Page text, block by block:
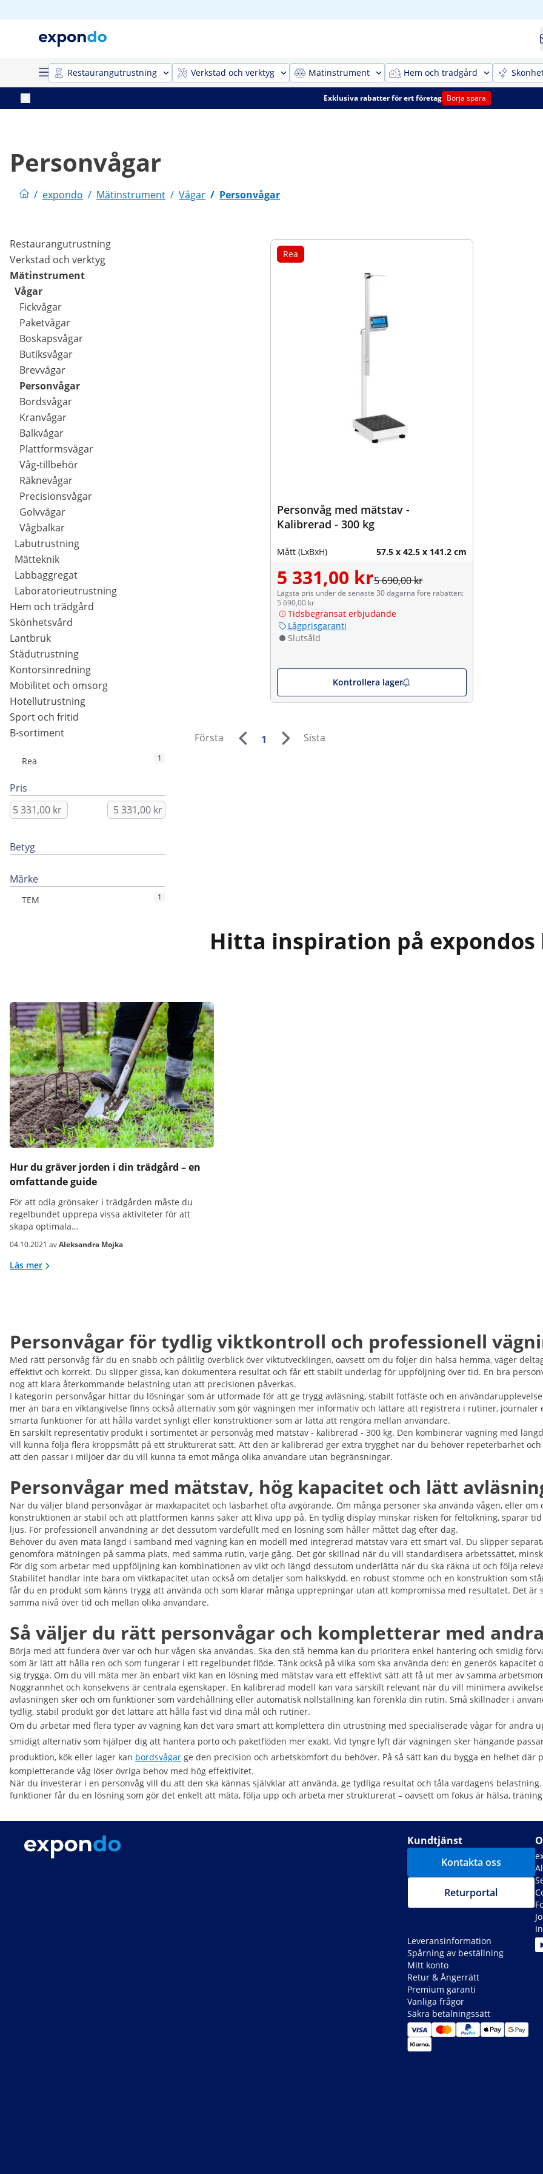
Restaurangutrustning Verkstad och verktyg Mätinstrument Hem och trädgård
Exklusiva rabatter för ert företag Börja spara
Personvågar
/ expondo / Mätinstrument / Vågar / Personvågar
Restaurangutrustning
Verkstad och verktyg
Mätinstrument
Vågar
Fickvågar
Paketvågar
Boskapsvågar
Butiksvågar
Brevvågar
Personvågar
Bordsvågar
Kranvågar
Balkvågar
Plattformsvågar
Våg-tillbehör
Räknevågar
Precisionsvågar
Golvvågar
Vågbalkar
Labutrustning
Mätteknik
Labbaggregat
Laboratorieutrustning
Hem och trädgård
Skönhetsvård
Lantbruk
Städutrustning
Kontorsinredning
Mobilitet och omsorg
Hotellutrustning
Sport och fritid
B-sortiment
Rea 1
Pris
Betyg
Märke
TEM 1
Rea
Personvåg med mätstav -
Kalibrerad - 300 kg
Mått (LxBxH) 57.5 x 42.5 x 141.2 cm
5 331,00 kr5 690,00 kr
Lägsta pris under de senaste 30 dagarna före rabatten:
5 690,00 kr
Tidsbegränsat erbjudande
Lågprisgaranti
Slutsåld
Kontrollera lager
Första 1 Sista
Hitta inspiration på expondos
Hur du gräver jorden i din trädgård – en
omfattande guide
För att odla grönsaker i trädgården måste du
regelbundet upprepa vissa aktiviteter för att
skapa optimala…
04.10.2021 avAleksandra Mojka
Läs mer
Personvågar för tydlig viktkontroll och professionell
Med rätt personvåg får du en snabb och pålitlig överblick över viktutvecklingen, oavsett om du följer din hälsa hemma, väger
effektivt och korrekt. Du slipper gissa, kan dokumentera resultat och får ett stabilt underlag för uppföljning över tid. En bra
nog att klara återkommande belastning utan att precisionen påverkas.
I kategorin personvågar hittar du lösningar som är utformade för att ge trygg avläsning, stabilt fotfäste och en
mer än bara en viktangivelse finns också alternativ som gör vägningen mer informativ och lättare att registrera i rutiner,
smarta funktioner för att hålla värdet synligt eller konstruktioner som är lätta att rengöra mellan användare.
En särskilt representativ produkt i sortimentet är personvåg med mätstav - kalibrerad - 300 kg. Den kombinerar vägning med
vill kunna följa flera kroppsmått på ett strukturerat sätt. Att den är kalibrerad ger extra trygghet när du behöver repeterbarhet
att den passar i miljöer där du vill kunna ta emot många olika användare utan begränsningar.
Personvågar med mätstav, hög kapacitet och lätt
När du väljer bland personvågar är maxkapacitet och läsbarhet ofta avgörande. Om många personer ska använda vågen, eller
konstruktionen är stabil och att plattformen känns säker att kliva upp på. En tydlig display minskar risken för feltolkning, sparar
ljus. För professionell användning är det dessutom värdefullt med en lösning som håller måttet dag efter dag.
Behöver du även mäta längd i samband med vägning kan en modell med integrerad mätstav vara ett smart val. Du slipper
genomföra mätningen på samma plats, med samma rutin, varje gång. Det gör skillnad när du vill standardisera arbetssättet,
För dig som arbetar med uppföljning kan kombinationen av vikt och längd dessutom underlätta när du ska räkna ut och följa
Stabilitet handlar inte bara om viktkapacitet utan också om detaljer som halkskydd, en robust stomme och en konstruktion som
får du en produkt som känns trygg att använda och som klarar många upprepningar utan att kompromissa med resultatet. Det
samma nivå över tid och mellan olika användare.
Så väljer du rätt personvågar och kompletterar med
Börja med att fundera över var och hur vågen ska användas. Ska den stå hemma kan du prioritera enkel hantering och smidig
som är lätt att hålla ren och som fungerar i ett regelbundet flöde. Tänk också på vilka som ska använda den: en generös
sig trygga. Om du vill mäta mer än enbart vikt kan en lösning med mätstav vara ett effektivt sätt att få ut mer av samma
Noggrannhet och konsekvens är centrala egenskaper. En kalibrerad modell kan vara särskilt relevant när du vill minimera
avläsningen sker och om funktioner som värdehållning eller automatisk nollställning kan förenkla din rutin. Små skillnader i
tydlig, stabil produkt gör det lättare att hålla fast vid dina mål och rutiner.
Om du arbetar med flera typer av vägning kan det vara smart att komplettera din utrustning med specialiserade vågar för andra
smidigt alternativ som hjälper dig att hantera porto och paketflöden mer exakt. Vid tyngre lyft där vägningen sker hängande
produktion, kök eller lager kan bordsvågar ge den precision och arbetskomfort du behöver. På så sätt kan du bygga en helhet
kompletterande våg löser övriga behov med hög effektivitet.
När du investerar i en personvåg vill du att den ska kännas självklar att använda, ge tydliga resultat och tåla vardagens
funktioner får du en lösning som gör det enkelt att mäta, följa upp och arbeta mer strukturerat – oavsett om fokus är hälsa,
Kundtjänst
Kontakta oss
Returportal
Leveransinformation
Spårning av beställning
Mitt konto
Retur & Ångerrätt
Premium garanti
Vanliga frågor
Säkra betalningssätt